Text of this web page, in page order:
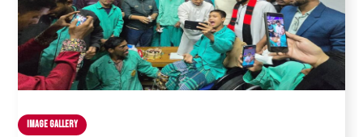
Image Gallery